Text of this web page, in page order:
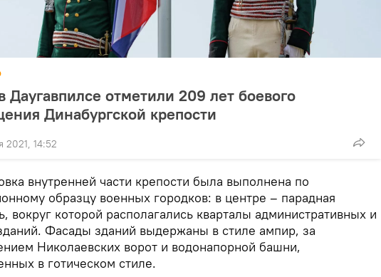
Даугавпилсе отметили 209 лет боевого
Динабургской крепости
2021, 14:52
внутренней части крепости была выполнена по
образцу военных городков: в центре – парадная
вокруг которой располагались кварталы административных и
Фасады зданий выдержаны в стиле ампир, за
Николаевских ворот и водонапорной башни,
в готическом стиле.